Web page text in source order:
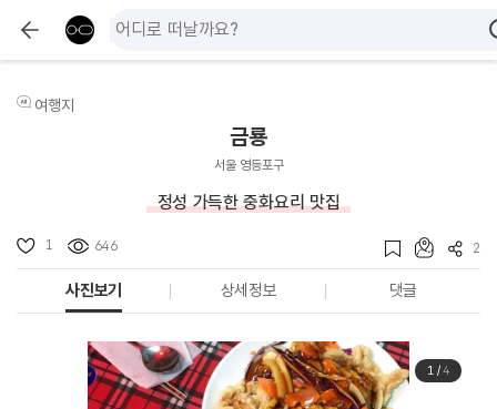
여행지
금룡
서울 영등포구
정성 가득한 중화요리 맛집
1 646 2
사진보기 상세정보 댓글
1/4